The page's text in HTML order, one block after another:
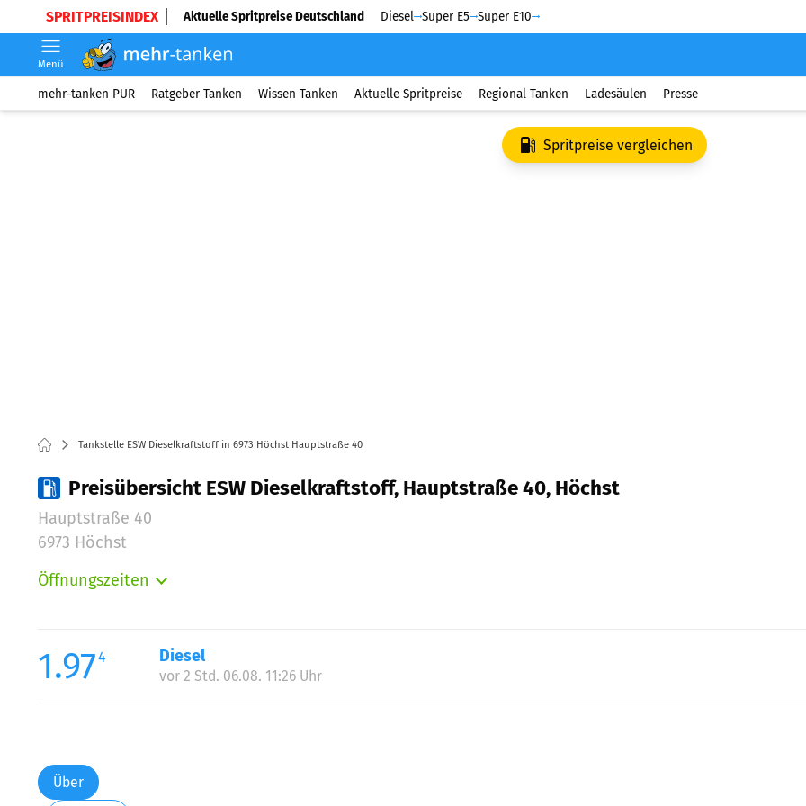
SPRITPREISINDEX Aktuelle Spritpreise Deutschland Diesel Super E5 Super E10
Menü
mehr-tanken PUR Ratgeber Tanken Wissen Tanken Aktuelle Spritpreise Regional Tanken Ladesäulen Presse
Spritpreise vergleichen
Tankstelle ESW Dieselkraftstoff in 6973 Höchst Hauptstraße 40
Preisübersicht ESW Dieselkraftstoff, Hauptstraße 40, Höchst
Hauptstraße 40
6973 Höchst
Öffnungszeiten
Mittwoch:
Donnerstag:
1.974 Diesel
vor 2 Std. 06.08. 11:26 Uhr
Über